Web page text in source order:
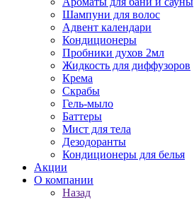
Шампуни для волос
Адвент календари
Кондиционеры
Пробники духов 2мл
Жидкость для диффузоров
Крема
Скрабы
Гель-мыло
Баттеры
Мист для тела
Дезодоранты
Кондиционеры для белья
Акции
О компании
Назад